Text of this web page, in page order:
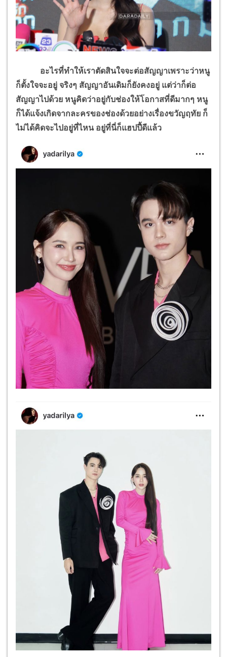
อะไรที่ทำให้เราตัดสินใจจะต่อสัญญาเพราะว่าหนู
ก็ตั้งใจจะอยู่ จริงๆ สัญญาอันเดิมก็ยังคงอยู่ แต่ว่าก็ต่อ
สัญญาไปด้วย หนูคิดว่าอยู่กับช่องให้โอกาสที่ดีมากๆ หนู
ก็ได้แจ้งเกิดจากละครของช่องด้วยอย่างเรื่องขวัญฤทัย ก็
ไม่ได้คิดจะไปอยู่ที่ไหน อยู่ที่นี่ก็แฮปปี้ดีแล้ว